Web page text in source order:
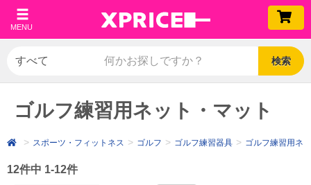
MENU
検索
ゴルフ練習用ネット・マット
スポーツ・フィットネス ゴルフ ゴルフ練習器具 ゴルフ練習用ネ
12件中 1-12件